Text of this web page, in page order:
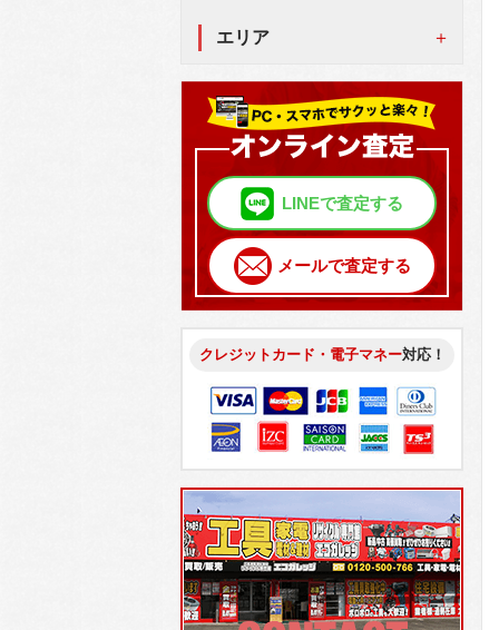
エリア
LINEで査定する
メールで査定する
クレジットカード・電子マネー対応！